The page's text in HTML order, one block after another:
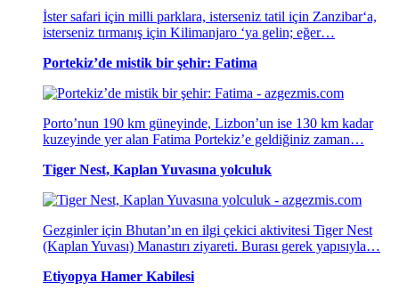
İster safari için milli parklara, isterseniz tatil için Zanzibar‘a,
isterseniz tırmanış için Kilimanjaro ‘ya gelin; eğer…
Portekiz’de mistik bir şehir: Fatima
Porto’nun 190 km güneyinde, Lizbon’un ise 130 km kadar
kuzeyinde yer alan Fatima Portekiz’e geldiğiniz zaman…
Tiger Nest, Kaplan Yuvasına yolculuk
Gezginler için Bhutan’ın en ilgi çekici aktivitesi Tiger Nest
(Kaplan Yuvası) Manastırı ziyareti. Burası gerek yapısıyla…
Etiyopya Hamer Kabilesi